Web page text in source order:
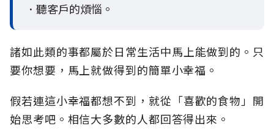
．聽客戶的煩惱。
諸如此類的事都屬於日常生活中馬上能做到的。只
要你想要，馬上就做得到的簡單小幸福。
假若連這小幸福都想不到，就從「喜歡的食物」開
始思考吧。相信大多數的人都回答得出來。